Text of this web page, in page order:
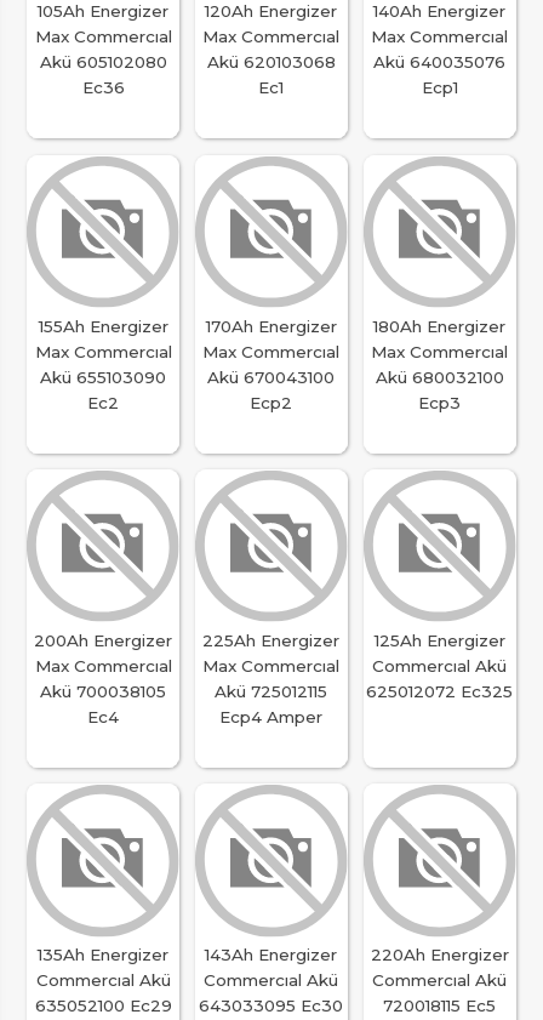
105Ah Energizer
Max Commercıal
Akü 605102080
Ec36
120Ah Energizer
Max Commercıal
Akü 620103068
Ec1
140Ah Energizer
Max Commercıal
Akü 640035076
Ecp1
155Ah Energizer
Max Commercıal
Akü 655103090
Ec2
170Ah Energizer
Max Commercıal
Akü 670043100
Ecp2
180Ah Energizer
Max Commercıal
Akü 680032100
Ecp3
200Ah Energizer
Max Commercıal
Akü 700038105
Ec4
225Ah Energizer
Max Commercıal
Akü 725012115
Ecp4 Amper
125Ah Energizer
Commercıal Akü
625012072 Ec325
135Ah Energizer
Commercıal Akü
635052100 Ec29
143Ah Energizer
Commercıal Akü
643033095 Ec30
220Ah Energizer
Commercıal Akü
720018115 Ec5